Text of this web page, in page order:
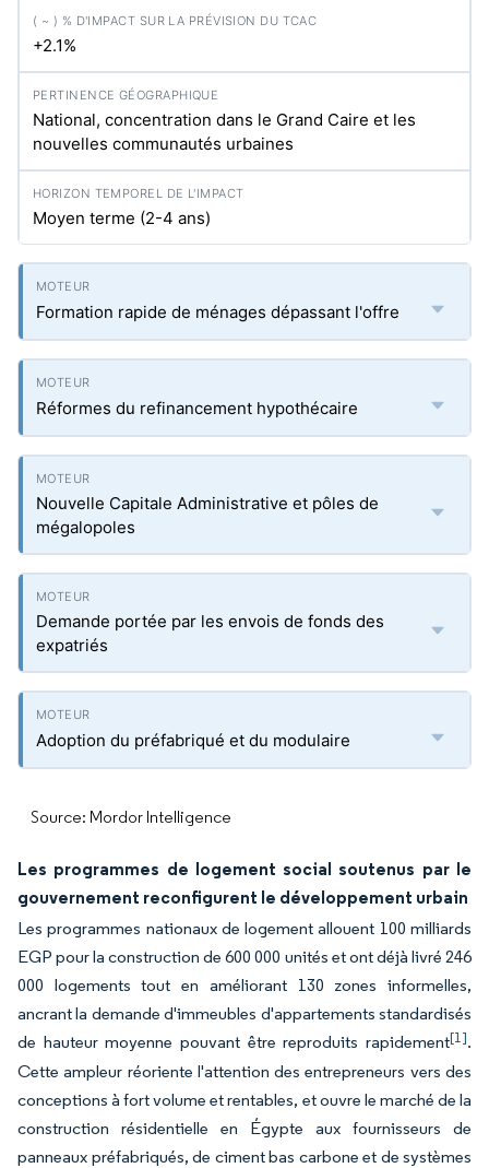
+2.1%
National, concentration dans le Grand Caire et les
nouvelles communautés urbaines
Moyen terme (2-4 ans)
Formation rapide de ménages dépassant l'offre
Réformes du refinancement hypothécaire
Nouvelle Capitale Administrative et pôles de
mégalopoles
Demande portée par les envois de fonds des
expatriés
Adoption du préfabriqué et du modulaire
Source: Mordor Intelligence
Les programmes de logement social soutenus par le
gouvernement reconfigurent le développement urbain
Les programmes nationaux de logement allouent 100 milliards
EGP pour la construction de 600 000 unités et ont déjà livré 246
000 logements tout en améliorant 130 zones informelles,
ancrant la demande d'immeubles d'appartements standardisés
de hauteur moyenne pouvant être reproduits rapidement[1].
Cette ampleur réoriente l'attention des entrepreneurs vers des
conceptions à fort volume et rentables, et ouvre le marché de la
construction résidentielle en Égypte aux fournisseurs de
panneaux préfabriqués, de ciment bas carbone et de systèmes